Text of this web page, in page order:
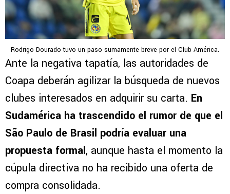
Rodrigo Dourado tuvo un paso sumamente breve por el Club América.
Ante la negativa tapatía, las autoridades de
Coapa deberán agilizar la búsqueda de nuevos
clubes interesados en adquirir su carta. En
Sudamérica ha trascendido el rumor de que el
São Paulo de Brasil podría evaluar una
propuesta formal, aunque hasta el momento la
cúpula directiva no ha recibido una oferta de
compra consolidada.